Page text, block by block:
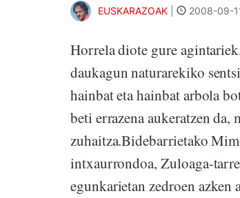
EUSKARAZOAK 2008-09-
Horrela diote gure
daukagun naturarekiko
hainbat eta hainbat arbola
beti errazena aukeratzen
zuhaitza.Bidebarrietako
intxaurrondoa, Zuloaga-
egunkarietan zedroen